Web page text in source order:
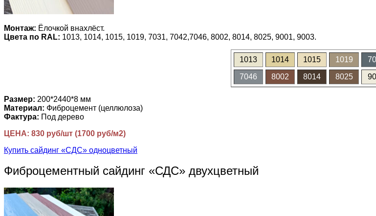
Монтаж: Ёлочкой внахлёст.
Цвета по RAL: 1013, 1014, 1015, 1019, 7031, 7042,7046, 8002, 8014, 8025, 9001, 9003.
1013 1014 1015 1019
7046 8002 8014 8025
Размер: 200*2440*8 мм
Материал: Фиброцемент (целлюлоза)
Фактура: Под дерево
ЦЕНА: 830 руб/шт (1700 руб/м2)
Купить сайдинг «СДС» одноцветный
Фиброцементный сайдинг «СДС» двухцветный